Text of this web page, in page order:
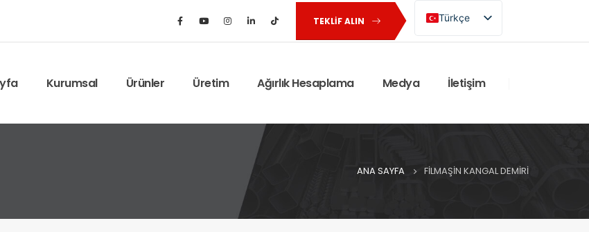
TEKLIF ALIN
Türkçe
English (UK)
Kurumsal Ürünler Üretim Ağırlık Hesaplama Medya İletişim
ANA SAYFA FILMAŞIN KANGAL DEMIRI